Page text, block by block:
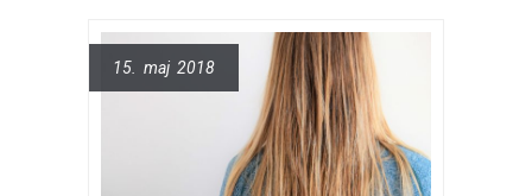
15. maj 2018